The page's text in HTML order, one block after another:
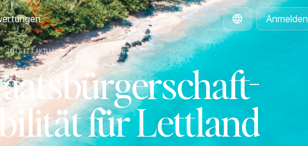
German
Anmelden
ZULETZT AKTUALISIERT AM 19. MAI 2026
für Lettland